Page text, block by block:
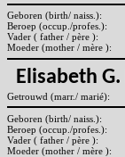
Geboren (birth/ naiss.):
Beroep (occup./profes.):
Vader ( father / père ):
Moeder (mother / mère ):
Elisabeth G.
Getrouwd (marr./ marié):
Geboren (birth/ naiss.):
Beroep (occup./profes.):
Vader ( father / père ):
Moeder (mother / mère ):